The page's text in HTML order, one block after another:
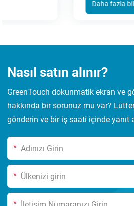
Nasıl satın alınır?
GreenTouch dokunmatik ekran ve
hakkında bir sorunuz mu var?
gönderin ve bir iş saati içinde yanıt
*
*
*